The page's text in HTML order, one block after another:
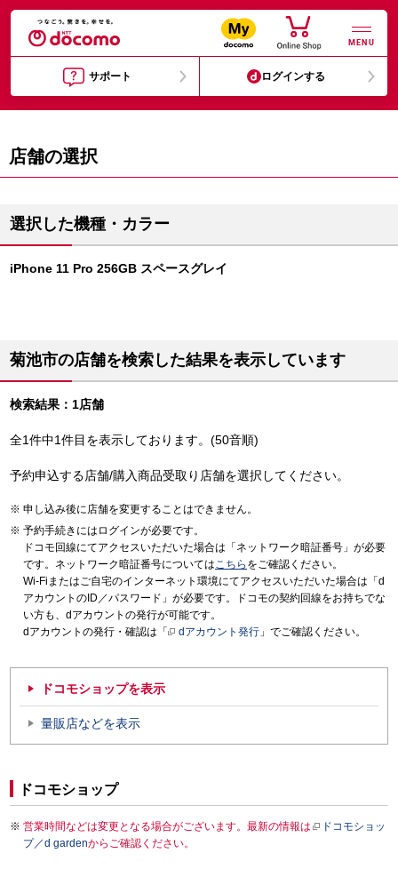
MENU
サポート ログインする
店舗の選択
選択した機種・カラー
iPhone 11 Pro 256GB スペースグレイ
菊池市の店舗を検索した結果を表示しています
検索結果：1店舗
全1件中1件目を表示しております。(50音順)
予約申込する店舗/購入商品受取り店舗を選択してください。
申し込み後に店舗を変更することはできません。
予約手続きにはログインが必要です。
ドコモ回線にてアクセスいただいた場合は「ネットワーク暗証番号」が必要
です。ネットワーク暗証番号についてはこちら をご確認ください。
Wi-Fiまたはご自宅のインターネット環境にてアクセスいただいた場合は「d
アカウントのID／パスワード」が必要です。ドコモの契約回線をお持ちでな
い方も、dアカウントの発行が可能です。
dアカウントの発行・確認は「
dアカウント発行 」でご確認ください。
ドコモショップを表示
量販店などを表示
ドコモショップ
営業時間などは変更となる場合がございます。最新の情報は
ドコモショッ
プ／d gardenからご確認ください。